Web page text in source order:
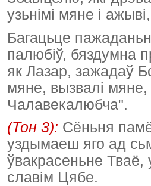
узьнімі мяне і
Багацьце
палюбіў, бяздумна
як Лазар, зажадаў
мяне, вызвалі
Чалавекалюбча".
(Тон 3): Сёньня
уздымаеш яго ад
ўвакрасеньне
славім Цябе.